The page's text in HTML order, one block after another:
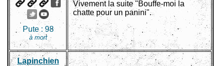
Pute : 98
à mort
Vivement la suite "Bouffe-moi la
chatte pour un panini".
Lapinchien